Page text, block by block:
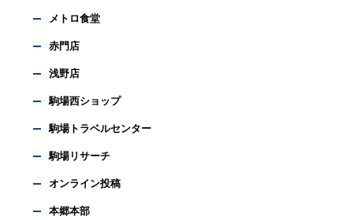
メトロ食堂
赤門店
浅野店
駒場西ショップ
駒場トラベルセンター
駒場リサーチ
オンライン投稿
本郷本部